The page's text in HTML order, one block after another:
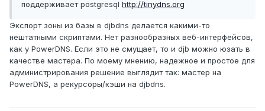
поддерживает postgresql http://tinydns.org
Экспорт зоны из базы в djbdns делается какими-то
нештатными скриптами. Нет разнообразных веб-интерфейсов,
как у PowerDNS. Если это не смущает, то и djb можно юзать в
качестве мастера. По моему мнению, надежное и простое для
администрирования решение выглядит так: мастер на
PowerDNS, а рекурсоры/кэши на djbdns.